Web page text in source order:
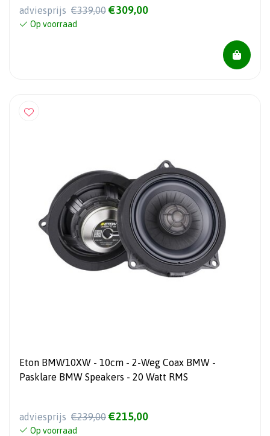
adviesprijs €339,00 €309,00
Op voorraad
Eton BMW10XW - 10cm - 2-Weg Coax BMW -
Pasklare BMW Speakers - 20 Watt RMS
adviesprijs €239,00 €215,00
Op voorraad